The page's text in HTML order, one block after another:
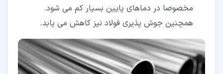
مخصوصا در دماهای پایین بسیار کم می شود.
همچنین جوش پذیری فولاد نیز کاهش می یابد.